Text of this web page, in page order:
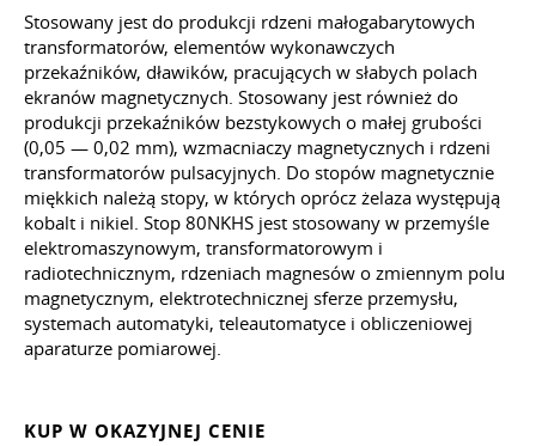
Stosowany jest do produkcji rdzeni małogabarytowych
transformatorów, elementów wykonawczych
przekaźników, dławików, pracujących w słabych polach
ekranów magnetycznych. Stosowany jest również do
produkcji przekaźników bezstykowych o małej grubości
(0,05 — 0,02 mm), wzmacniaczy magnetycznych i rdzeni
transformatorów pulsacyjnych. Do stopów magnetycznie
miękkich należą stopy, w których oprócz żelaza występują
kobalt i nikiel. Stop 80NKHS jest stosowany w przemyśle
elektromaszynowym, transformatorowym i
radiotechnicznym, rdzeniach magnesów o zmiennym polu
magnetycznym, elektrotechnicznej sferze przemysłu,
systemach automatyki, teleautomatyce i obliczeniowej
aparaturze pomiarowej.
KUP W OKAZYJNEJ CENIE